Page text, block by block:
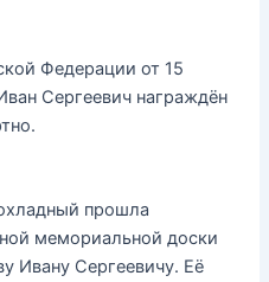
Федерации от 15
Сергеевич награждён
прошла
мемориальной доски
Ивану Сергеевичу. Её